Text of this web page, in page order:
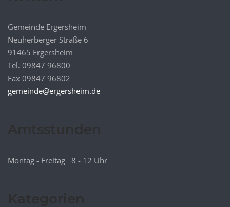
Gemeinde Ergersheim
Neuherberger Straße 6
91465 Ergersheim
Tel. 09847 96800
Fax 09847 96802
gemeinde@ergersheim.de
Montag - Freitag 8 - 12 Uhr